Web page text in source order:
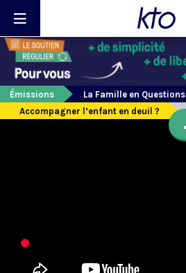
Émissions
La Famille en Questions
Accompagner l’enfant en deuil ?